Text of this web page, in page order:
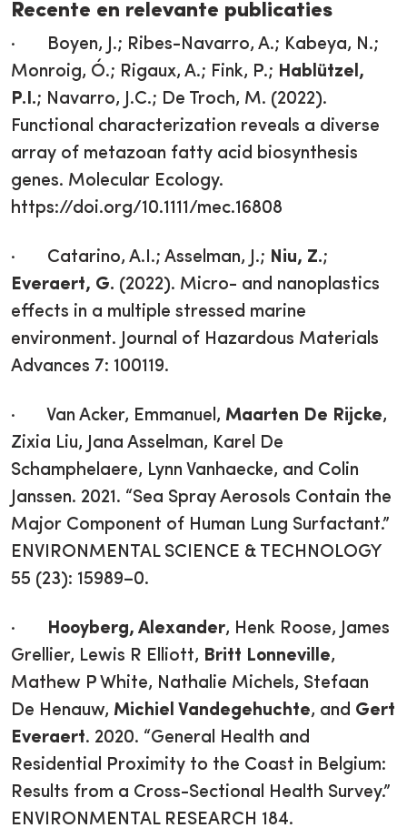
Recente en relevante publicaties
· Boyen, J.; Ribes-Navarro, A.; Kabeya, N.;
Monroig, Ó.; Rigaux, A.; Fink, P.; Hablützel,
P.I.; Navarro, J.C.; De Troch, M. (2022).
Functional characterization reveals a diverse
array of metazoan fatty acid biosynthesis
genes. Molecular Ecology.
https://doi.org/10.1111/mec.16808
· Catarino, A.I.; Asselman, J.; Niu, Z.;
Everaert, G. (2022). Micro- and nanoplastics
effects in a multiple stressed marine
environment. Journal of Hazardous Materials
Advances 7: 100119.
· Van Acker, Emmanuel, Maarten De Rijcke,
Zixia Liu, Jana Asselman, Karel De
Schamphelaere, Lynn Vanhaecke, and Colin
Janssen. 2021. “Sea Spray Aerosols Contain the
Major Component of Human Lung Surfactant.”
ENVIRONMENTAL SCIENCE & TECHNOLOGY
55 (23): 15989–0.
· Hooyberg, Alexander, Henk Roose, James
Grellier, Lewis R Elliott, Britt Lonneville,
Mathew P White, Nathalie Michels, Stefaan
De Henauw, Michiel Vandegehuchte, and Gert
Everaert. 2020. “General Health and
Residential Proximity to the Coast in Belgium:
Results from a Cross-Sectional Health Survey.”
ENVIRONMENTAL RESEARCH 184.